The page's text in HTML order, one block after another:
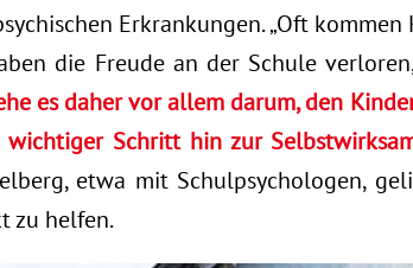
Erkrankungen. „Oft
die Freude an der Schule
es daher vor allem darum, den
Schritt hin zur
etwa mit Schulpsychologen,
zu helfen.